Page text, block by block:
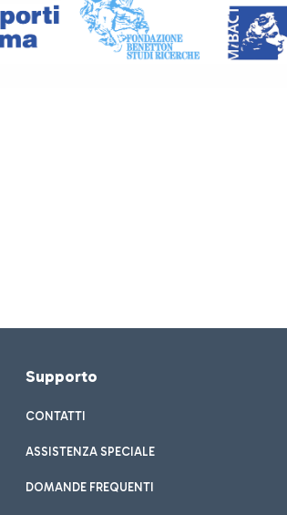
Supporto
CONTATTI
ASSISTENZA SPECIALE
DOMANDE FREQUENTI